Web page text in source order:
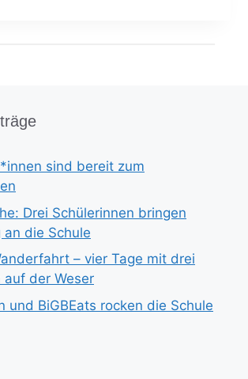
sind bereit zum
Drei Schülerinnen bringen
die Schule
– vier Tage mit drei
auf der Weser
und BiGBEats rocken die Schule